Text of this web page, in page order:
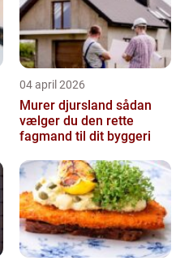
04 april 2026
Murer djursland sådan
vælger du den rette
fagmand til dit byggeri